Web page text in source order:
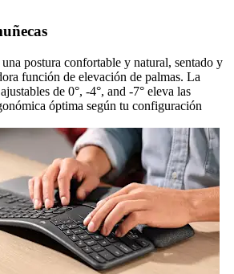
postura confortable y natural, sentado y
función de elevación de palmas. La
de 0°, -4°, and -7° eleva las
óptima según tu configuración